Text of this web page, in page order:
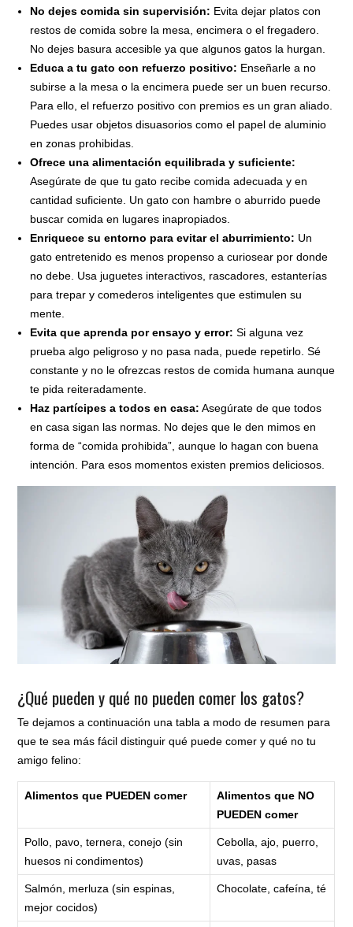
No dejes comida sin supervisión: Evita dejar platos con
restos de comida sobre la mesa, encimera o el fregadero.
No dejes basura accesible ya que algunos gatos la hurgan.
Educa a tu gato con refuerzo positivo: Enseñarle a no
subirse a la mesa o la encimera puede ser un buen recurso.
Para ello, el refuerzo positivo con premios es un gran aliado.
Puedes usar objetos disuasorios como el papel de aluminio
en zonas prohibidas.
Ofrece una alimentación equilibrada y suficiente:
Asegúrate de que tu gato recibe comida adecuada y en
cantidad suficiente. Un gato con hambre o aburrido puede
buscar comida en lugares inapropiados.
Enriquece su entorno para evitar el aburrimiento: Un
gato entretenido es menos propenso a curiosear por donde
no debe. Usa juguetes interactivos, rascadores, estanterías
para trepar y comederos inteligentes que estimulen su
mente.
Evita que aprenda por ensayo y error: Si alguna vez
prueba algo peligroso y no pasa nada, puede repetirlo. Sé
constante y no le ofrezcas restos de comida humana aunque
te pida reiteradamente.
Haz partícipes a todos en casa: Asegúrate de que todos
en casa sigan las normas. No dejes que le den mimos en
forma de “comida prohibida”, aunque lo hagan con buena
intención. Para esos momentos existen premios deliciosos.
¿Qué pueden y qué no pueden comer los gatos?
Te dejamos a continuación una tabla a modo de resumen para
que te sea más fácil distinguir qué puede comer y qué no tu
amigo felino:
Alimentos que PUEDEN comer
Alimentos que NO
PUEDEN comer
Pollo, pavo, ternera, conejo (sin
huesos ni condimentos)
Cebolla, ajo, puerro,
uvas, pasas
Salmón, merluza (sin espinas,
mejor cocidos)
Chocolate, cafeína, té